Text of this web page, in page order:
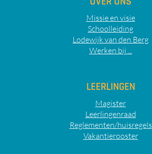
Missie en visie
Schoolleiding
Lodewijk van den Berg
Werken bij ...
LEERLINGEN
Magister
Leerlingenraad
Reglementen/huisregels
Vakantierooster